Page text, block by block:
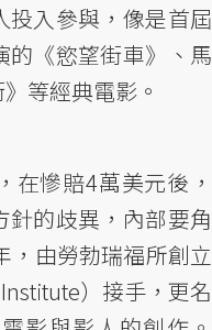
投入參與，像是首屆
的《慾望街車》、馬
等經典電影。
在慘賠4萬美元後，
的歧異，內部要角
，由勞勃瑞福所創立
）接手，更名